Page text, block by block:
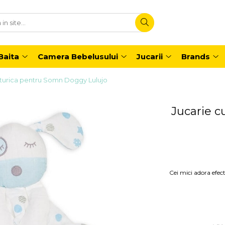
Camera Bebelusului Jucarii Brands
pentru Somn Doggy Lulujo
Jucarie
Cei mici adora